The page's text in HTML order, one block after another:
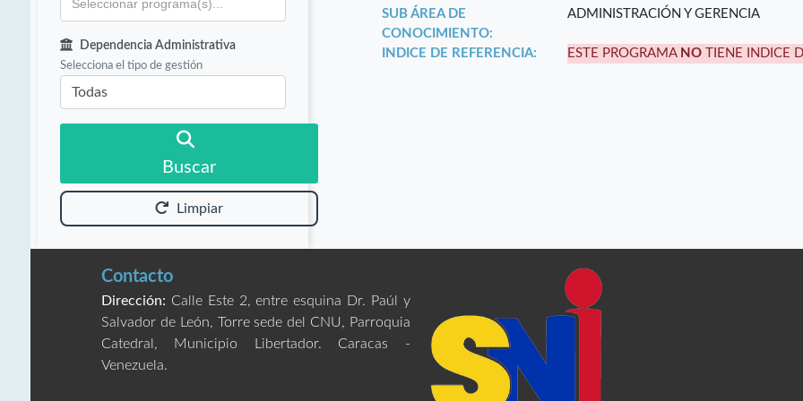
Dependencia Administrativa
Selecciona el tipo de gestión
Buscar
Limpiar
SUB ÁREA DE
CONOCIMIENTO:
ADMINISTRACIÓN Y GERENCIA
INDICE DE REFERENCIA: ESTE PROGRAMA NO TIENE INDICE
Contacto
Dirección: Calle Este 2, entre esquina Dr. Paúl y
Salvador de León, Torre sede del CNU, Parroquia
Catedral, Municipio Libertador. Caracas -
Venezuela.